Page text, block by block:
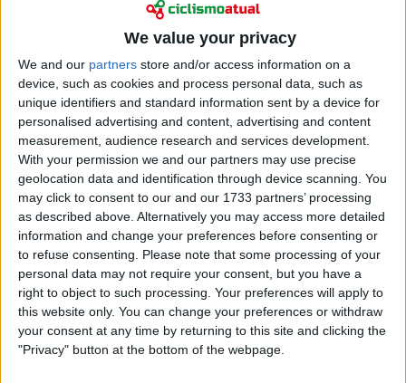
We value your privacy
We and our partners store and/or access information on a
device, such as cookies and process personal data, such as
unique identifiers and standard information sent by a device for
personalised advertising and content, advertising and content
measurement, audience research and services development.
With your permission we and our partners may use precise
geolocation data and identification through device scanning. You
may click to consent to our and our 1733 partners’ processing
as described above. Alternatively you may access more detailed
information and change your preferences before consenting or
to refuse consenting.
Please note that some processing of your
personal data may not require your consent, but you have a
right to object to such processing. Your preferences will apply to
this website only. You can change your preferences or withdraw
your consent at any time by returning to this site and clicking the
"Privacy" button at the bottom of the webpage.
A etapa foi curta e explosiva, com 3000 metros de
desnível e um ritmo elevado de ponta a ponta. O
homem da Decathlon CMA CGM e a sua equipa
beneficiaram do trabalho da Visma durante todo o
dia, mas a subida final a Carì, com média acima dos
8% e mais de 11 quilómetros, deixou pouca margem
para tática.
A Visma conduziu Jonas Vingegaard de forma
magistral, com um lançamento brutal finalizado por
Davide Piganzoli, e o dinamarquês atacou a mais de 6
quilómetros da meta. Como em todas as restantes
etapas de montanha,Gall foi o primeiro a
responder, e o único. Porém, pouco depois
percebeu rapidamente que não era possível seguir o
maglia rosa, nem isolar-se dos seus rivais diretos.